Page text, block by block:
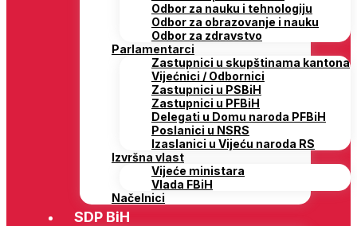
Odbor za nauku i tehnologiju
Odbor za obrazovanje i nauku
Odbor za zdravstvo
Parlamentarci
Zastupnici u skupštinama kantona
Vijećnici / Odbornici
Zastupnici u PSBiH
Zastupnici u PFBiH
Delegati u Domu naroda PFBiH
Poslanici u NSRS
Izaslanici u Vijeću naroda RS
Izvršna vlast
Vijeće ministara
Vlada FBiH
Načelnici
SDP BiH